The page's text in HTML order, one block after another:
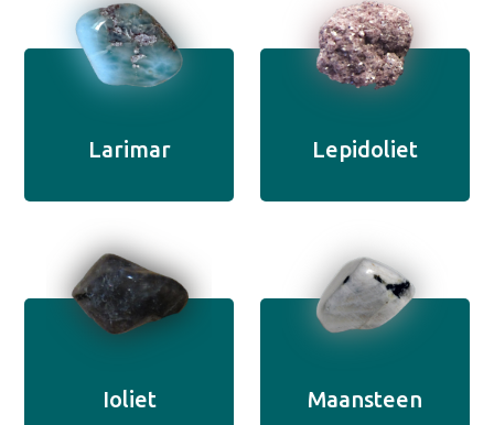
Larimar Lepidoliet
Ioliet Maansteen